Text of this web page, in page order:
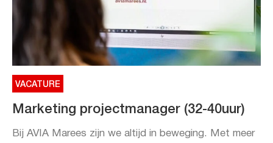
VACATURE
Marketing projectmanager (32-40uur)
Bij AVIA Marees zijn we altijd in beweging. Met meer